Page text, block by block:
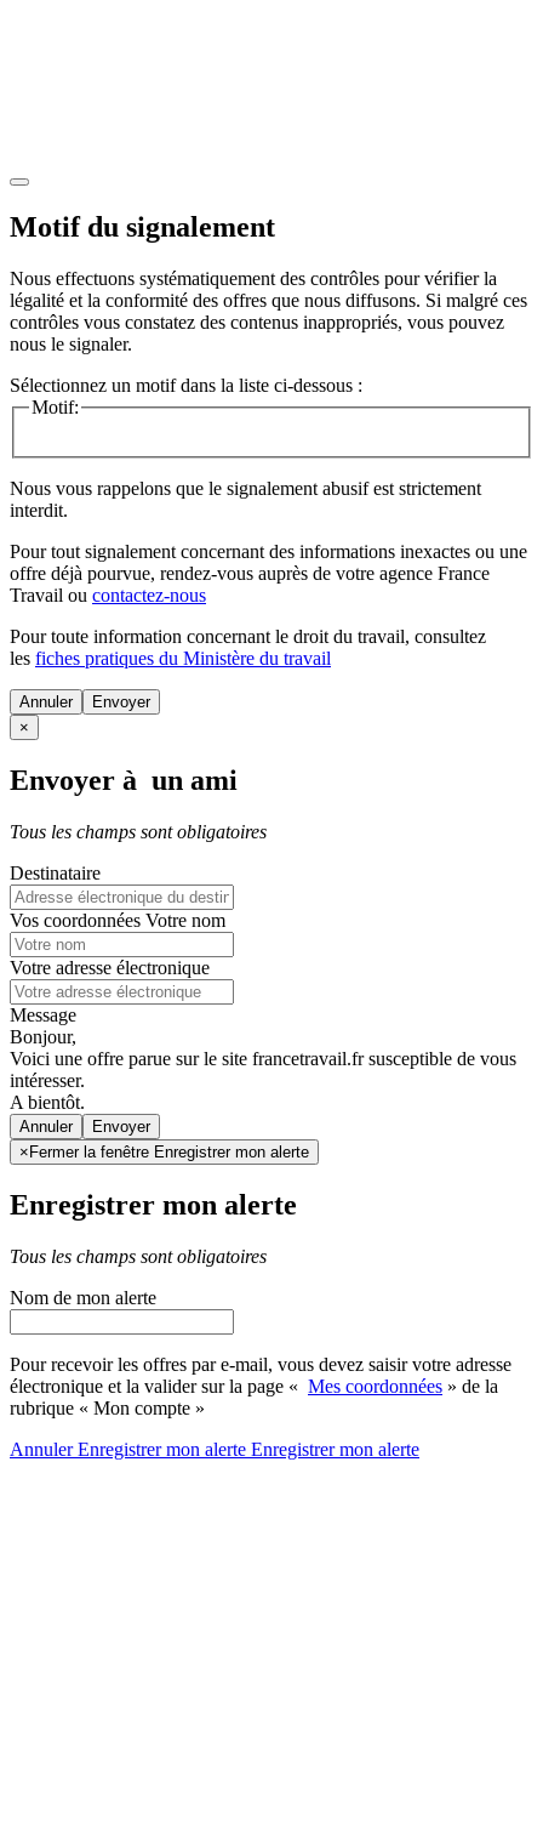
Motif du signalement
Nous effectuons systématiquement des contrôles pour vérifier la
légalité et la conformité des offres que nous diffusons. Si malgré ces
contrôles vous constatez des contenus inappropriés, vous pouvez
nous le signaler.
Sélectionnez un motif dans la liste ci-dessous :
Motif:
Nous vous rappelons que le signalement abusif est strictement
interdit.
Pour tout signalement concernant des informations inexactes ou une
offre déjà pourvue, rendez-vous auprès de votre agence France
Travail ou contactez-nous
Pour toute information concernant le droit du travail, consultez
les fiches pratiques du Ministère du travail
Annuler
×
Envoyer à un ami
Tous les champs sont obligatoires
Destinataire
Vos coordonnées Votre nom
Votre adresse électronique
Message
Bonjour,
Voici une offre parue sur le site francetravail.fr susceptible de vous
intéresser.
A bientôt.
Annuler
× Fermer la fenêtre Enregistrer mon alerte
Enregistrer mon alerte
Tous les champs sont obligatoires
Nom de mon alerte
Pour recevoir les offres par e-mail, vous devez saisir votre adresse
électronique et la valider sur la page « Mes coordonnées » de la
rubrique « Mon compte »
AnnulerEnregistrer mon alerte Enregistrermon alerte